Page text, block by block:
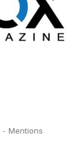
- Mentions